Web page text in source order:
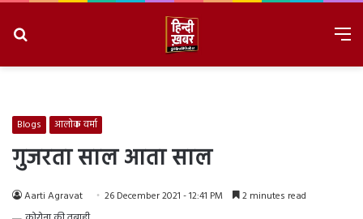
Blogs आलोक वर्मा
गुजरता साल आता साल
Aarti Agravat 26 December 2021 - 12:41 PM 2 minutes read